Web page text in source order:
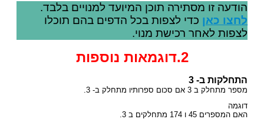
הודעה זו מסתירה תוכן המיועד למנויים בלבד.
לחצו כאן כדי לצפות בכל הדפים בהם תוכלו
לצפות לאחר רכישת מנוי.
2.דוגמאות נוספות
התחלקות ב- 3
מספר מתחלק ב 3 אם סכום ספרותיו מתחלק ב- 3.
דוגמה
האם המספרים 45 ו 174 מתחלקים ב 3.